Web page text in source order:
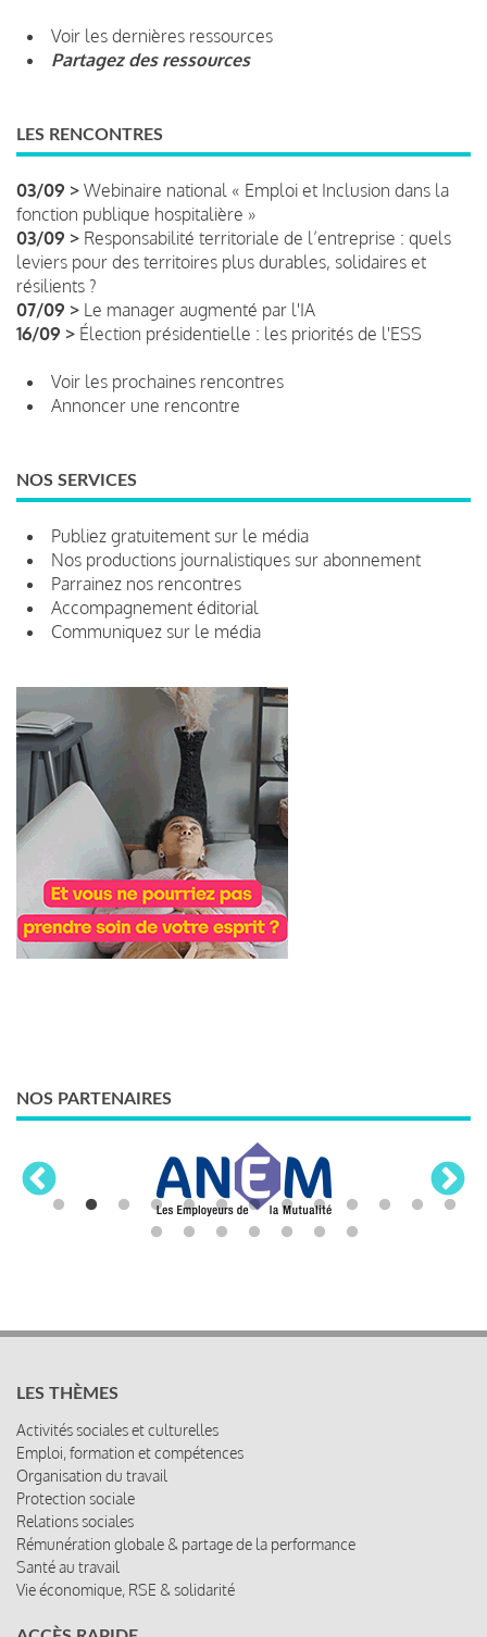
Voir les dernières ressources
Partagez des ressources
LES RENCONTRES
03/09 > Webinaire national « Emploi et Inclusion dans la
fonction publique hospitalière »
03/09 > Responsabilité territoriale de l’entreprise : quels
leviers pour des territoires plus durables, solidaires et
résilients ?
07/09 > Le manager augmenté par l'IA
16/09 > Élection présidentielle : les priorités de l'ESS
Voir les prochaines rencontres
Annoncer une rencontre
NOS SERVICES
Publiez gratuitement sur le média
Nos productions journalistiques sur abonnement
Parrainez nos rencontres
Accompagnement éditorial
Communiquez sur le média
NOS PARTENAIRES
LES THÈMES
Activités sociales et culturelles
Emploi, formation et compétences
Organisation du travail
Protection sociale
Relations sociales
Rémunération globale & partage de la performance
Santé au travail
Vie économique, RSE & solidarité